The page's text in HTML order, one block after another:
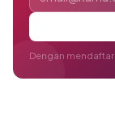
Dengan